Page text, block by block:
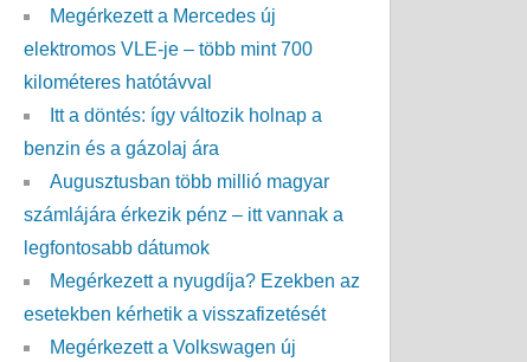
Megérkezett a Mercedes új
elektromos VLE-je – több mint 700
kilométeres hatótávval
Itt a döntés: így változik holnap a
benzin és a gázolaj ára
Augusztusban több millió magyar
számlájára érkezik pénz – itt vannak a
legfontosabb dátumok
Megérkezett a nyugdíja? Ezekben az
esetekben kérhetik a visszafizetését
Megérkezett a Volkswagen új